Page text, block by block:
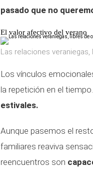
pasado que no
El valor afectivo del verano
Las relaciones
Los vínculos
la repetición en el tiempo.
estivales.
Aunque pasemos el
familiares reaviva
reencuentros son